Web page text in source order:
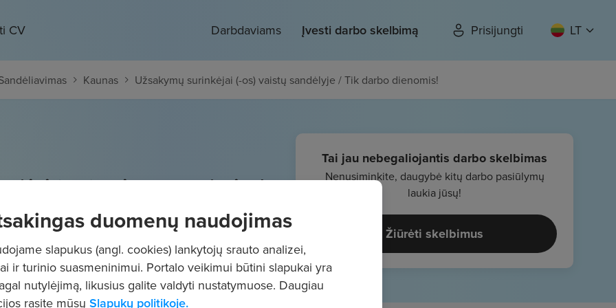
CV Darbdaviams Įvesti darbo skelbimą Prisijungti LT
Kaunas Užsakymų surinkėjai (-os) vaistų sandėlyje / Tik darbo dienomis!
(-os) vaistų sandėlyje /
€/mėn."į rankas"
Tai jau nebegaliojantis darbo skelbimas
Nenusiminkite, daugybė kitų darbo pasiūlymų
laukia jūsų!
Žiūrėti skelbimus
duomenų naudojimas
slapukus (angl. cookies) lankytojų srauto analizei,
ir turinio suasmeninimui. Portalo veikimui būtini slapukai yra
nutylėjimą, likusius galite valdyti nustatymuose. Daugiau
rasite mūsų Slapukų politikoje.